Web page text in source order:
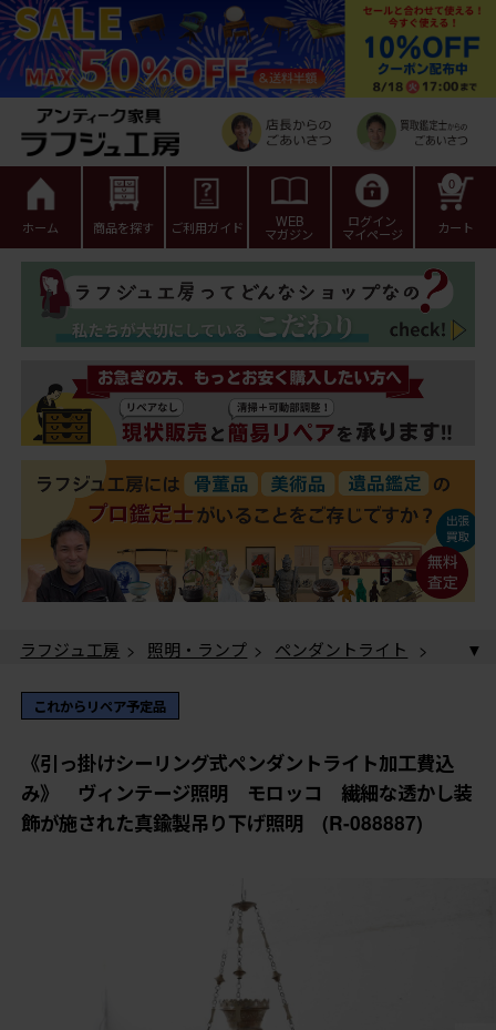
ホーム 商品を探す ご利用ガイド WEB
マガジン
ログイン
マイページ カート
0
ラフジュ工房 > 照明・ランプ > ペンダントライト
み》 ヴィンテージ照明 モロッコ 繊細な透かし装飾
が施された真鍮製吊り下げ照明 (R-088887)
これからリペア予定品
《引っ掛けシーリング式ペンダントライト加工費込
み》 ヴィンテージ照明 モロッコ 繊細な透かし装
飾が施された真鍮製吊り下げ照明 (R-088887)